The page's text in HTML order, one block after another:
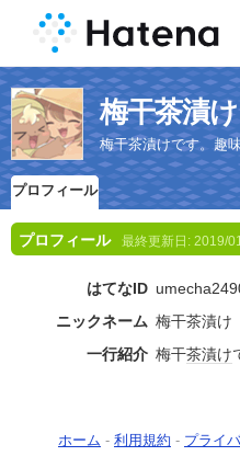
梅干茶漬
梅干茶漬けです。趣
プロフィール
プロフィール 最終更新日: 2019/
はてなID
ニックネーム 梅干茶漬け
一行紹介 梅干茶漬け
ホーム - 利用規約 - プライ